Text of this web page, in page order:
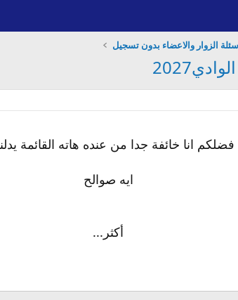
الزوار والاعضاء بدون تسجيل
انا خائفة جدا من عنده هاته القائمة
ايه صوالح
أكثر...